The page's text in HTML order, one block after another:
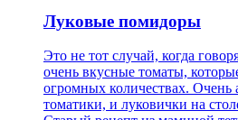
Луковые помидоры
Это не тот случай, когда
очень вкусные томаты,
огромных количествах.
томатики, и луковички на